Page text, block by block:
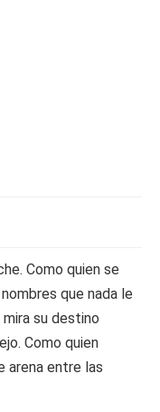
Como quien se
que nada le
su destino
Como quien
arena entre las